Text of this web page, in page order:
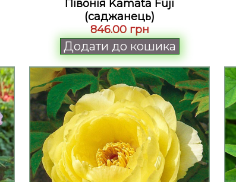
Півонія Kamata Fuji
(саджанець)
846.00 грн
Додати до кошика